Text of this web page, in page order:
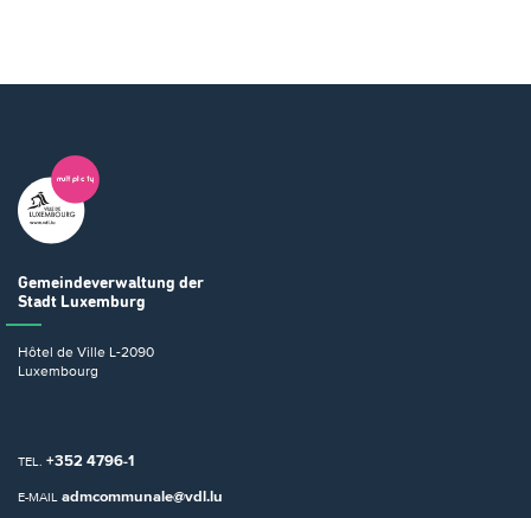
Gemeindeverwaltung der
Stadt Luxemburg
Hôtel de Ville L-2090
Luxembourg
TEL. +352 4796-1
E-MAIL admcommunale@vdl.lu